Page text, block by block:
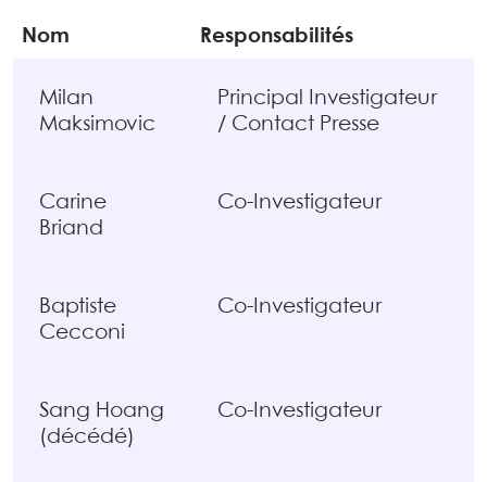
Nom Responsabilités
Milan
Maksimovic
Principal Investigateur
/ Contact Presse
Carine
Briand
Co-Investigateur
Baptiste
Cecconi
Co-Investigateur
Sang Hoang
(décédé)
Co-Investigateur